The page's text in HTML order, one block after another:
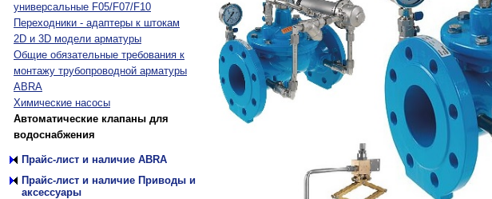
универсальные F05/F07/F10
Переходники - адаптеры к штокам
2D и 3D модели арматуры
Общие обязательные требования к
монтажу трубопроводной арматуры
ABRA
Химические насосы
Автоматические клапаны для
водоснабжения
Прайс-лист и наличие ABRA
Прайс-лист и наличие Приводы и
аксессуары